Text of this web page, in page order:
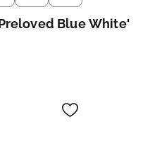
Blue White'